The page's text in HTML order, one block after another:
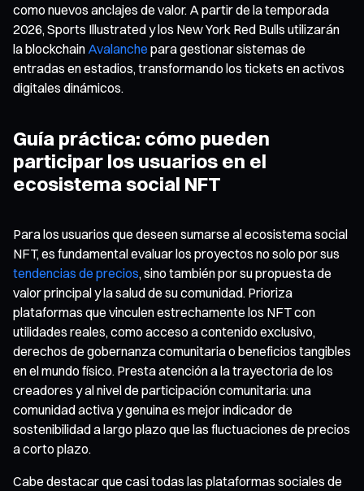
como nuevos anclajes de valor. A partir de la temporada
2026, Sports Illustrated y los New York Red Bulls utilizarán
la blockchain Avalanche para gestionar sistemas de
entradas en estadios, transformando los tickets en activos
digitales dinámicos.
Guía práctica: cómo pueden
participar los usuarios en el
ecosistema social NFT
Para los usuarios que deseen sumarse al ecosistema social
NFT, es fundamental evaluar los proyectos no solo por sus
tendencias de precios, sino también por su propuesta de
valor principal y la salud de su comunidad. Prioriza
plataformas que vinculen estrechamente los NFT con
utilidades reales, como acceso a contenido exclusivo,
derechos de gobernanza comunitaria o beneficios tangibles
en el mundo físico. Presta atención a la trayectoria de los
creadores y al nivel de participación comunitaria: una
comunidad activa y genuina es mejor indicador de
sostenibilidad a largo plazo que las fluctuaciones de precios
a corto plazo.
Cabe destacar que casi todas las plataformas sociales de